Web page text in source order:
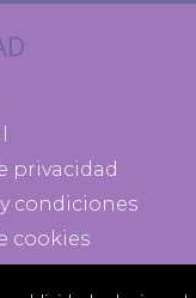
privacidad
condiciones
cookies